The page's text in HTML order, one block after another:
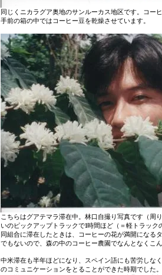
同じくニカラグア奥地のサンルーカス地区です。コー
手前の箱の中ではコーヒー豆を乾燥させています。
こちらはグアテマラ滞在中。林口自撮り写真です（周
いのピックアップトラックで1時間ほど（＝軽トラッ
同組合に滞在したときは、コーヒーの花が満開になる
でもないので、森の中のコーヒー農園でなんとなくこ
中米滞在も半年ほどになり、スペイン語にも苦労しな
のコミュニケーションをとることができた時期でした